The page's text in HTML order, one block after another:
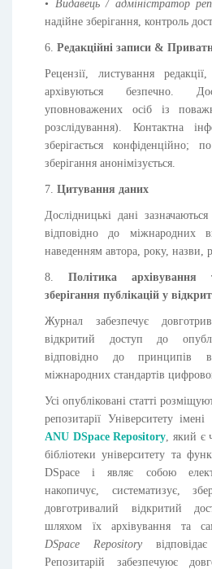
• Видавець / адміністратор
надійне зберігання, контроль
6. Редакційні записи &
Рецензії, листування
архівуються безпечно.
уповноважених осіб із
розслідування). Контактна
зберігається конфіденційно;
зберігання анонімізується.
7. Цитування даних
Дослідницькі дані
відповідно до міжнародних
наведенням автора, року, назви,
8. Політика архівування
зберігання публікацій у
Журнал забезпечує
відкритий доступ до
відповідно до принципів
міжнародних стандартів
Усі опубліковані статті
репозитарії Університету
ANU DSpace Repository , який є
бібліотеки університету та
DSpace і являє собою
накопичує, систематизує,
довготривалий відкритий
шляхом їх архівування та
DSpace Repository
Репозитарій забезпечуює